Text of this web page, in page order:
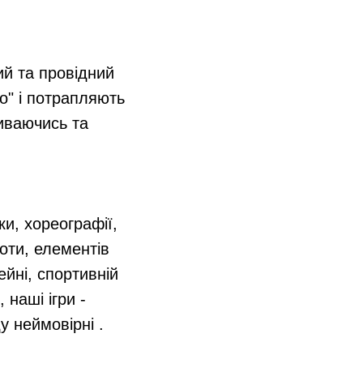
та провідний
і потрапляють
та
хореографії,
елементів
спортивній
наші ігри -
неймовірні .